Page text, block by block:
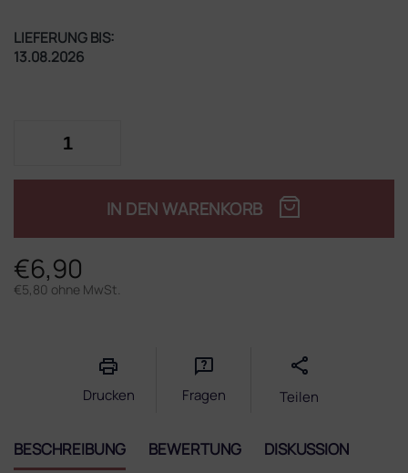
€6,90
€5,80 ohne MwSt.
LIEFERUNG BIS:
13.08.2026
IN DEN WARENKORB
Drucken Fragen Teilen
BESCHREIBUNG BEWERTUNG DISKUSSION